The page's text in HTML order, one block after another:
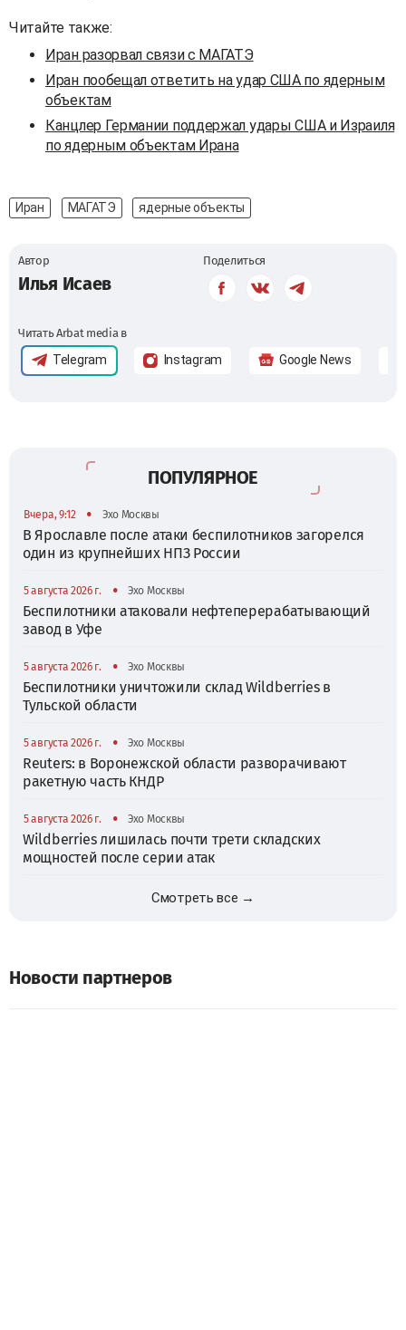
Читайте также:
Иран разорвал связи с МАГАТЭ
Иран пообещал ответить на удар США по ядерным
объектам
Канцлер Германии поддержал удары США и Израиля
по ядерным объектам Ирана
Иран МАГАТЭ ядерные объекты
Автор
Илья Исаев
Поделиться
Читать Arbat media в
Telegram Instagram Google News
ПОПУЛЯРНОЕ
Вчера, 9:12 • Эхо Москвы
В Ярославле после атаки беспилотников загорелся
один из крупнейших НПЗ России
5 августа 2026 г. • Эхо Москвы
Беспилотники атаковали нефтеперерабатывающий
завод в Уфе
5 августа 2026 г. • Эхо Москвы
Беспилотники уничтожили склад Wildberries в
Тульской области
5 августа 2026 г. • Эхо Москвы
Reuters: в Воронежской области разворачивают
ракетную часть КНДР
5 августа 2026 г. • Эхо Москвы
Wildberries лишилась почти трети складских
мощностей после серии атак
Смотреть все →
Новости партнеров